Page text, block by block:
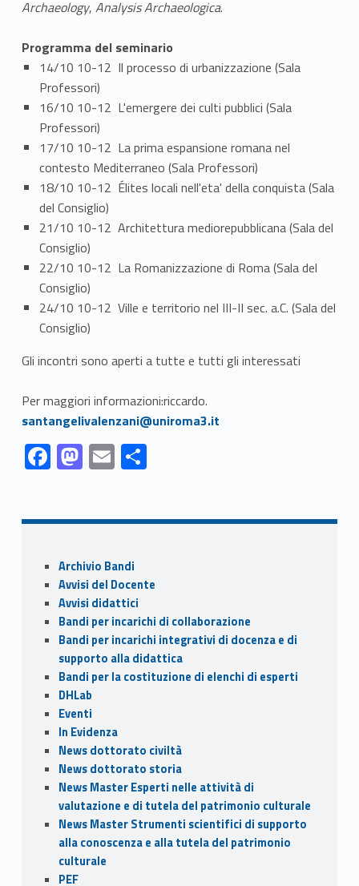
Archaeology, Analysis Archaeologica.
Programma del seminario
14/10 10-12 Il processo di urbanizzazione (Sala
Professori)
16/10 10-12 L'emergere dei culti pubblici (Sala
Professori)
17/10 10-12 La prima espansione romana nel
contesto Mediterraneo (Sala Professori)
18/10 10-12 Élites locali nell'eta' della conquista (Sala
del Consiglio)
21/10 10-12 Architettura mediorepubblicana (Sala del
Consiglio)
22/10 10-12 La Romanizzazione di Roma (Sala del
Consiglio)
24/10 10-12 Ville e territorio nel III-II sec. a.C. (Sala del
Consiglio)
Gli incontri sono aperti a tutte e tutti gli interessati
Per maggiori informazioni:riccardo.
santangelivalenzani@uniroma3.it
Link identifier #identifier__17787-1
F
ac
b
o
o
k
Link identifier #identifier__177212-2 M
as
d
o
n
Link identifier #identifier__370-3 E
m
l
Link identifier #identifier__52229-4 C
o
di
di
Sidebar
Archivio Bandi
Avvisi del Docente
Avvisi didattici
Bandi per incarichi di collaborazione
Bandi per incarichi integrativi di docenza e di
supporto alla didattica
Bandi per la costituzione di elenchi di esperti
DHLab
Eventi
In Evidenza
News dottorato civiltà
News dottorato storia
News Master Esperti nelle attività di
valutazione e di tutela del patrimonio culturale
News Master Strumenti scientifici di supporto
alla conoscenza e alla tutela del patrimonio
culturale
PEF